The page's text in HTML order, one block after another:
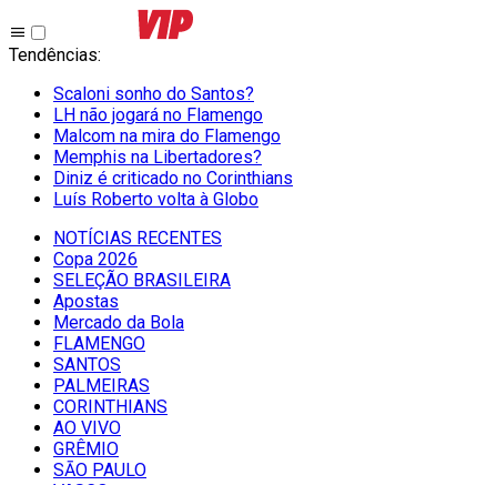
Tendências:
Scaloni sonho do Santos?
LH não jogará no Flamengo
Malcom na mira do Flamengo
Memphis na Libertadores?
Diniz é criticado no Corinthians
Luís Roberto volta à Globo
NOTÍCIAS RECENTES
Copa 2026
SELEÇÃO BRASILEIRA
Apostas
Mercado da Bola
FLAMENGO
SANTOS
PALMEIRAS
CORINTHIANS
AO VIVO
GRÊMIO
SĀO PAULO